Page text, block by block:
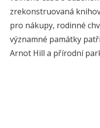
zrekonstruovaná
pro nákupy, rodinné
významné památky
Arnot Hill a přírodní